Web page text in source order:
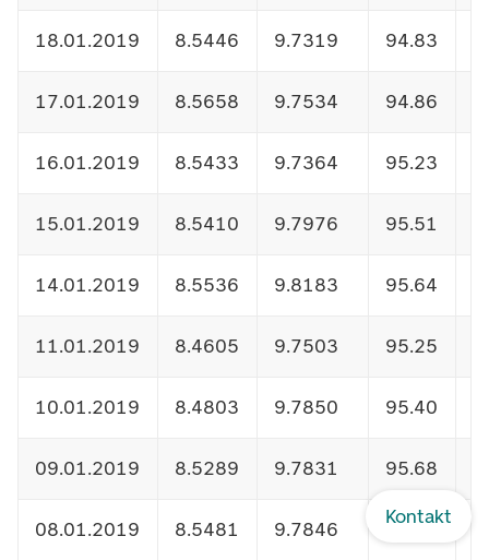
Kontakt
18.01.2019 8.5446 9.7319 94.83
17.01.2019 8.5658 9.7534 94.86
16.01.2019 8.5433 9.7364 95.23
15.01.2019 8.5410 9.7976 95.51
14.01.2019 8.5536 9.8183 95.64
11.01.2019 8.4605 9.7503 95.25
10.01.2019 8.4803 9.7850 95.40
09.01.2019 8.5289 9.7831 95.68
08.01.2019 8.5481 9.7846 95.90